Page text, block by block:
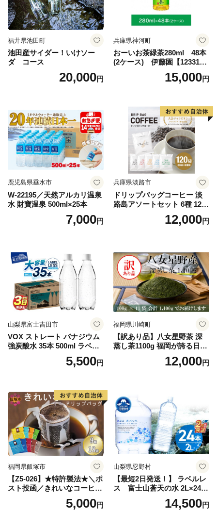
福井県池田町
池田産サイダー！いけソー
ダ コース
20,000円
兵庫県神河町
おーいお茶緑茶280ml 48本
(2ケース) 伊藤園【123317
15,000円
鹿児島県垂水市
W-22195／天然アルカリ温泉
水 財寶温泉 500ml×25本
7,000円
兵庫県淡路市
ドリップバッグコーヒー 淡
路島アソートセット 6種 120
袋 飲み比べ コーヒー
12,000円
山梨県富士吉田市
VOX ストレート バナジウム
強炭酸水 35本 500ml ラベル
レス【富士吉田市限定カート
5,500円
福岡県川崎町
【訳あり品】八女星野茶 深
蒸し茶1100g 福岡が誇る日本
茶_ 訳アリ 常温 お茶 茶袋 常
備品 おちゃ ocha 茶葉 緑茶
小分け お土産 お取り寄せ グ
ルメ 福岡 九州 福岡県 国産
日本 ふかむし茶 ふかむし 家
庭用 自宅用 ちゃ りょくちゃ
ふかむしちゃ 急須 甘み 川崎
町 送料無料
12,000円
福岡県飯塚市
【Z5-026】★特許製法★＼ポ
スト投函／きれいなコーヒー
ドリップバッグ9種セット(18
袋)ゆうパケットでお届け！
5,000円
山梨県忍野村
【最短2日発送！】 ラベルレ
ス 富士山蒼天の水 2L×24本
（4ケース）※離島不可 天然
水 ミネラルウォーター 水 ペ
14,500円